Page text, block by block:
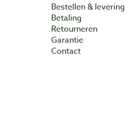
Bestellen & levering
Betaling
Retourneren
Garantie
Contact